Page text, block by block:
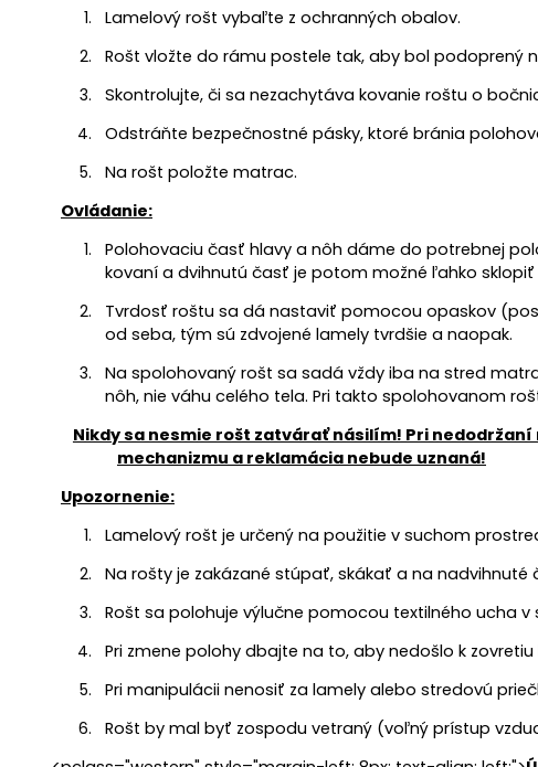
Lamelový rošt vybaľte z ochranných obalov.
Rošt vložte do rámu postele tak, aby bol podoprený
Skontrolujte, či sa nezachytáva kovanie roštu o
Odstráňte bezpečnostné pásky, ktoré bránia
Na rošt položte matrac.
Ovládanie:
Polohovaciu časť hlavy a nôh dáme do potrebnej
kovaní a dvihnutú časť je potom možné ľahko sklopiť
Tvrdosť roštu sa dá nastaviť pomocou opaskov
od seba, tým sú zdvojené lamely tvrdšie a naopak.
Na spolohovaný rošt sa sadá vždy iba na stred
nôh, nie váhu celého tela. Pri takto spolohovanom
Nikdy sa nesmie rošt zatvárať násilím! Pri
mechanizmu a reklamácia nebude uznaná!
Upozornenie:
Lamelový rošt je určený na použitie v suchom
Na rošty je zakázané stúpať, skákať a na
Rošt sa polohuje výlučne pomocou textilného ucha v
Pri zmene polohy dbajte na to, aby nedošlo k
Pri manipulácii nenosiť za lamely alebo stredovú
Rošt by mal byť zospodu vetraný (voľný prístup